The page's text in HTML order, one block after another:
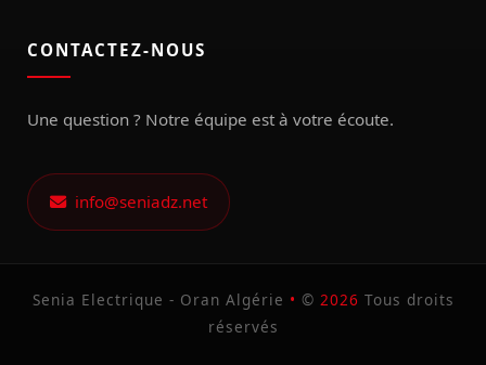
CONTACTEZ-NOUS
Une question ? Notre équipe est à votre écoute.
info@seniadz.net
Senia Electrique - Oran Algérie • © 2026 Tous droits
réservés